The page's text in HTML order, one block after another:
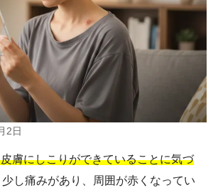
2日
膚にしこりができていることに気づ
し痛みがあり、周囲が赤くなってい